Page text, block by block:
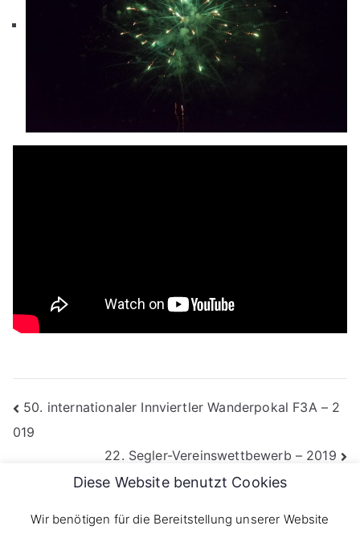
Beitragsnavigation
50. internationaler Innviertler Wanderpokal F3A – 2
019
22. Segler-Vereinswettbewerb – 2019
Diese Website benutzt Cookies
Wir benötigen für die Bereitstellung unserer Website